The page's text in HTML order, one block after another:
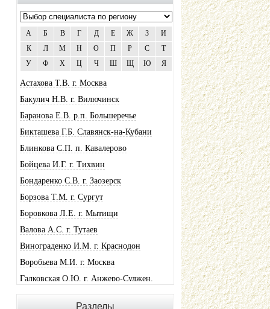
А Б В Г Д Е Ж З
И
К
Л М Н О П Р С
Т
У
Ф Х Ц Ч Ш Щ Ю Я
Астахова Т.В. г. Москва
Бакулич Н.В. г. Вилючинск
Баранова Е.В. р.п. Большеречье
Бикташева Г.Б. Славянск-на-Кубани
Блинкова С.П. п. Кавалерово
Бойцева И.Г. г. Тихвин
Бондаренко С.В. г. Заозерск
Борзова Т.М. г. Сургут
Боровкова Л.Е. г. Мытищи
Валова А.С. г. Тутаев
Винограденко И.М. г. Краснодон
Воробьева М.И. г. Москва
Галковская О.Ю. г. Анжеро-Суджен.
Разделы